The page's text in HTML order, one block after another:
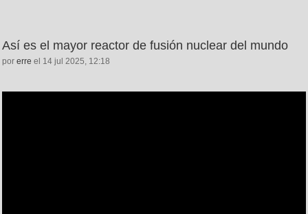
Así es el mayor reactor de fusión nuclear del mundo
por erre el 14 jul 2025, 12:18